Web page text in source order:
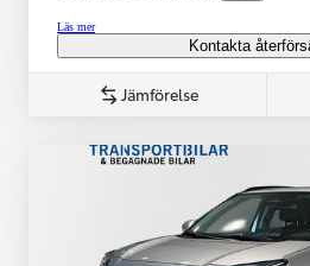
Läs mer
Kontakta
Jämförelse